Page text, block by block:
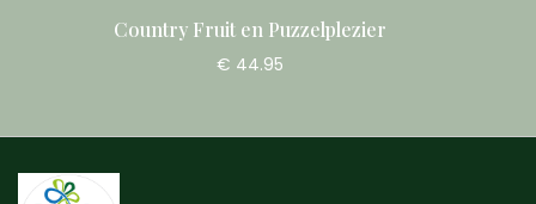
Country Fruit en Puzzelplezier
€ 44.95